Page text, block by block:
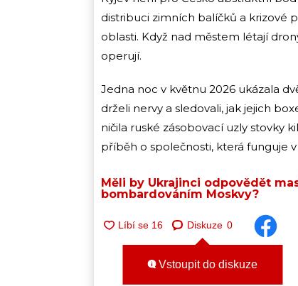
distribuci zimních balíčků a krizové
oblasti. Když nad městem létají
operují.
Jedna noc v květnu 2026 ukázala
drželi nervy a sledovali, jak jejich
ničila ruské zásobovací uzly stovky
příběh o společnosti, která funguje
Měli by Ukrajinci odpovědět
bombardováním Moskvy?
Diskuze 0
Vstoupit do diskuze